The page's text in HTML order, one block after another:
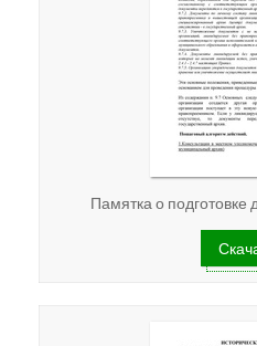
Памятка о подготовке